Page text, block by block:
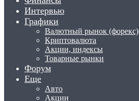
Интервью
Графики
Валютный рынок (форекс)
Криптовалюта
Акции, индексы
Товарные рынки
Форум
Еще
Авто
Акции